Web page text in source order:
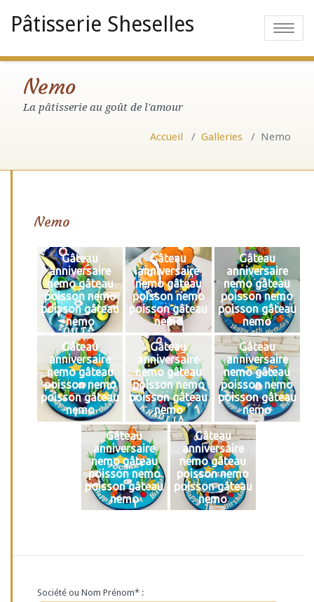
Pâtisserie Sheselles Toggle
Nemo
La pâtisserie au goût de l'amour
Accueil / Galleries / Nemo
Nemo
Gâteau
anniversaire
nemo gâteau
poisson nemo
poisson gâteau
nemo
Gâteau
anniversaire
nemo gâteau
poisson nemo
poisson gâteau
nemo
Gâteau
anniversaire
nemo gâteau
poisson nemo
poisson gâteau
nemo
Gâteau
anniversaire
nemo gâteau
poisson nemo
poisson gâteau
nemo
Gâteau
anniversaire
nemo gâteau
poisson nemo
poisson gâteau
nemo
Gâteau
anniversaire
nemo gâteau
poisson nemo
poisson gâteau
nemo
Gâteau
anniversaire
nemo gâteau
poisson nemo
poisson gâteau
nemo
Gâteau
anniversaire
nemo gâteau
poisson nemo
poisson gâteau
nemo
Société ou Nom Prénom* :